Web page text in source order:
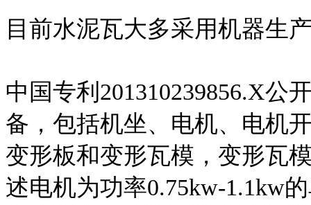
目前水泥瓦大多采用机器生
中国专利201310239856.X公
备，包括机坐、电机、电机
变形板和变形瓦模，变形瓦
述电机为功率0.75kw-1.1kw